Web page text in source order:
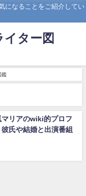
になることをご紹介してい
ター図
鑑
リアのwiki的プロフ
氏や結婚と出演番組